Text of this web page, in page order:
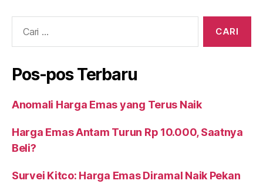
Pos-pos Terbaru
Anomali Harga Emas yang Terus Naik
Harga Emas Antam Turun Rp 10.000, Saatnya
Beli?
Survei Kitco: Harga Emas Diramal Naik Pekan